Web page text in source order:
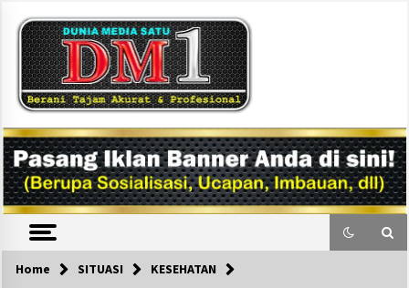
content
DM1
Home SITUASI KESEHATAN